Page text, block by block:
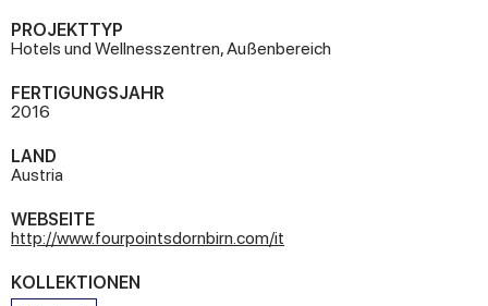
PROJEKTTYP
Hotels und Wellnesszentren, Außenbereich
FERTIGUNGSJAHR
2016
LAND
Austria
WEBSEITE
http://www.fourpointsdornbirn.com/it
KOLLEKTIONEN